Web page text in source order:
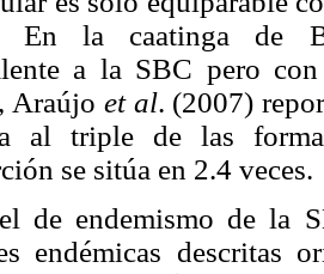
En la caatinga de
a la SBC pero
Araújo et al. (2007)
al triple de las
se sitúa en 2.4 veces.
de endemismo de la
endémicas descritas